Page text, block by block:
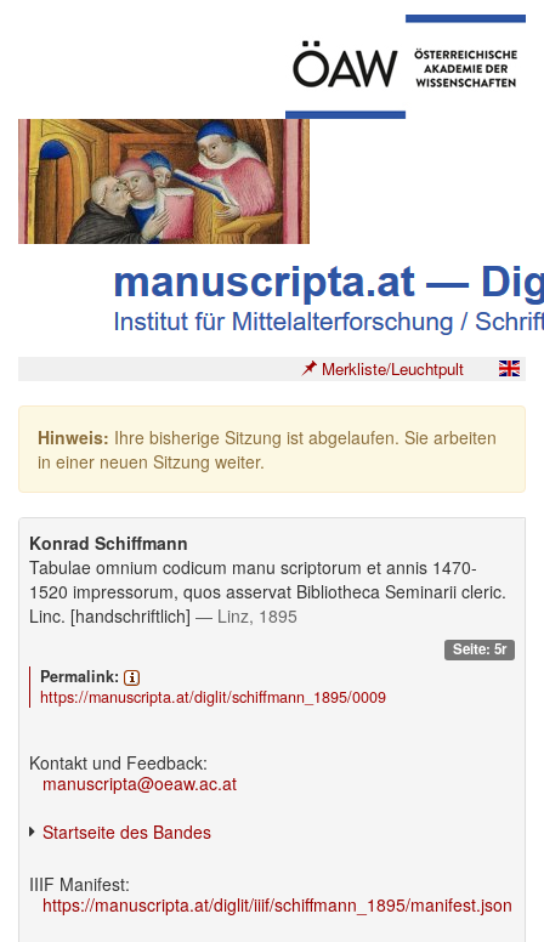
Merkliste/Leuchtpult
Hinweis: Ihre bisherige Sitzung ist abgelaufen. Sie arbeiten
in einer neuen Sitzung weiter.
Konrad Schiffmann
Tabulae omnium codicum manu scriptorum et annis 1470-
1520 impressorum, quos asservat Bibliotheca Seminarii cleric.
Linc. [handschriftlich] — Linz, 1895
Seite: 5r
Permalink:
https://manuscripta.at/diglit/schiffmann_1895/0009
Kontakt und Feedback:
manuscripta@oeaw.ac.at
Startseite des Bandes
IIIF Manifest:
https://manuscripta.at/diglit/iiif/schiffmann_1895/manifest.json